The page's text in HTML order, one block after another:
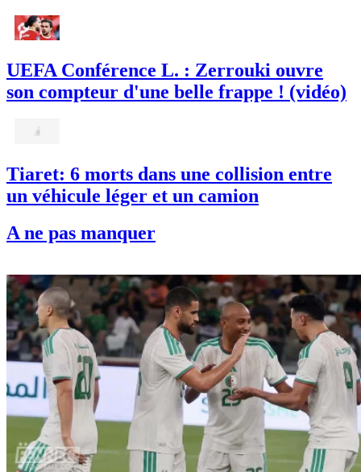
UEFA Conférence L. : Zerrouki ouvre
son compteur d'une belle frappe ! (vidéo)
Tiaret: 6 morts dans une collision entre
un véhicule léger et un camion
A ne pas manquer